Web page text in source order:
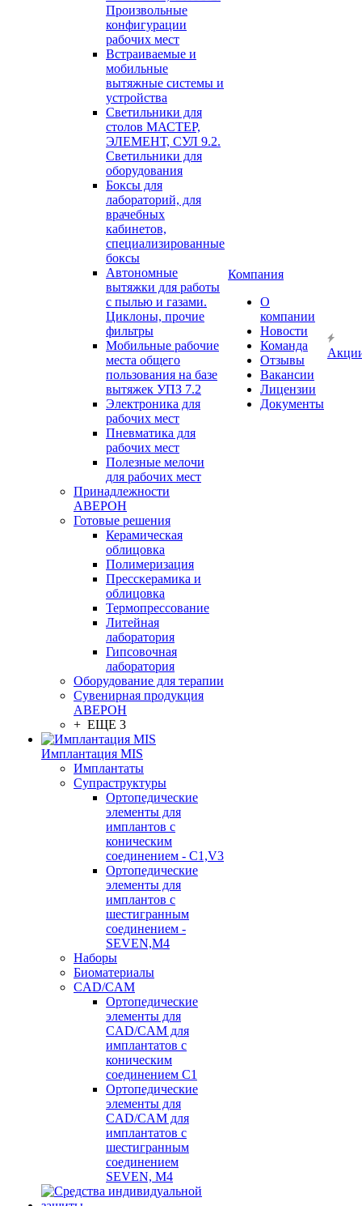
Произвольные
конфигурации
рабочих мест
Встраиваемые и
мобильные
вытяжные системы и
устройства
Светильники для
столов МАСТЕР,
ЭЛЕМЕНТ, СУЛ 9.2.
Светильники для
оборудования
Боксы для
лабораторий, для
врачебных
кабинетов,
специализированные
боксы
Автономные
вытяжки для работы
с пылью и газами.
Циклоны, прочие
фильтры
Мобильные рабочие
места общего
пользования на базе
вытяжек УПЗ 7.2
Электроника для
рабочих мест
Пневматика для
рабочих мест
Полезные мелочи
для рабочих мест
Принадлежности
АВЕРОН
Готовые решения
Керамическая
облицовка
Полимеризация
Пресскерамика и
облицовка
Термопрессование
Литейная
лаборатория
Гипсовочная
лаборатория
Оборудование для терапии
Сувенирная продукция
АВЕРОН
+ ЕЩЕ 3
Имплантация MIS
Имплантаты
Супраструктуры
Ортопедические
элементы для
имплантов с
коническим
соединением - C1,V3
Ортопедические
элементы для
имплантов с
шестигранным
соединением -
SEVEN,M4
Наборы
Биоматериалы
CAD/CAM
Ортопедические
элементы для
CAD/CAM для
имплантатов с
коническим
соединением С1
Ортопедические
элементы для
CAD/CAM для
имплантатов с
шестигранным
соединением
SEVEN, М4
Компания
О
компании
Новости
Команда
Отзывы
Вакансии
Лицензии
Документы